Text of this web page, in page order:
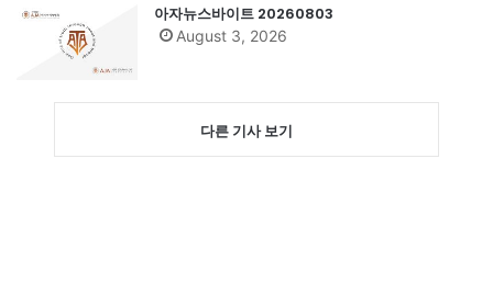
아자뉴스바이트 20260803
August 3, 2026
다른 기사 보기